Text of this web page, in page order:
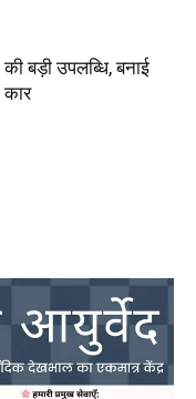
की बड़ी उपलब्धि, बनाई
कार